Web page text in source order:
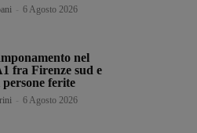
6 Agosto 2026
nel
fra Firenze sud e
persone ferite
6 Agosto 2026